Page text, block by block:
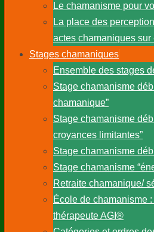
Le chamanisme pour
La place des
actes chamaniques sur
Stages chamaniques
Ensemble des stages
Stage chamanisme
chamanique”
Stage chamanisme
croyances limitantes”
Stage chamanisme
Stage chamanisme
Retraite chamanique/
École de chamanisme
thérapeute AGI®